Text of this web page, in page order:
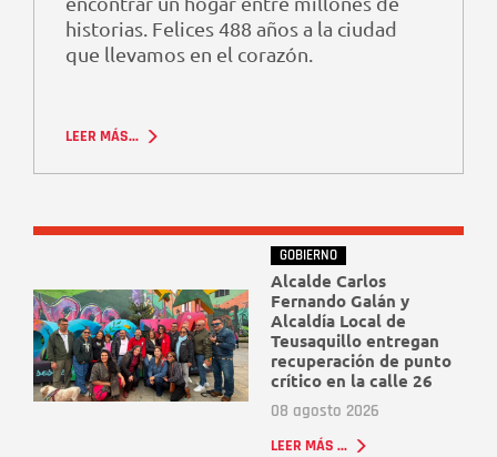
historias. Felices 488 años a la ciudad
que llevamos en el corazón.
LEER MÁS...
GOBIERNO
Alcalde Carlos
Fernando Galán y
Alcaldía Local de
Teusaquillo entregan
recuperación de punto
crítico en la calle 26
08 agosto 2026
LEER MÁS ...